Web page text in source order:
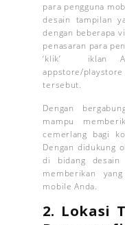
para pengguna
desain tampilan
dengan beberapa
penasaran para
‘klik’ iklan
appstore/
tersebut.
Dengan
mampu
cemerlang bagi
Dengan didukung
di bidang
memberikan yang
mobile Anda.
2. Lokasi